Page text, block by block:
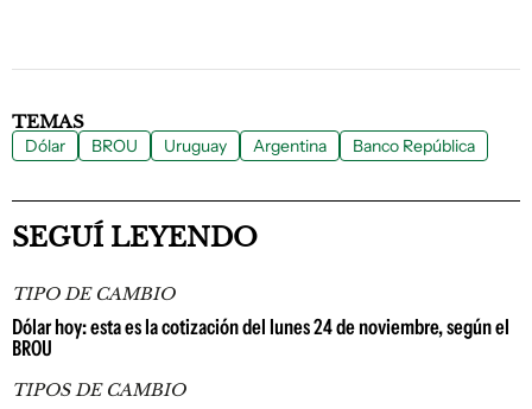
TEMAS
Dólar BROU Uruguay Argentina Banco República
SEGUÍ LEYENDO
TIPO DE CAMBIO
Dólar hoy: esta es la cotización del lunes 24 de noviembre, según el
BROU
TIPOS DE CAMBIO